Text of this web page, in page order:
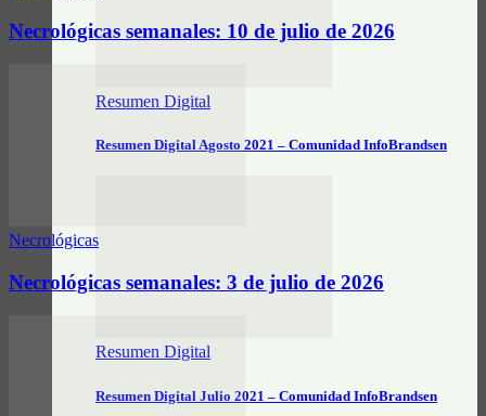
Resumen Digital
Resumen Digital Agosto 2021 – Comunidad InfoBrandsen
Resumen Digital
Resumen Digital Julio 2021 – Comunidad InfoBrandsen
Necrológicas semanales: 10 de julio de 2026
Necrológicas
Necrológicas semanales: 3 de julio de 2026